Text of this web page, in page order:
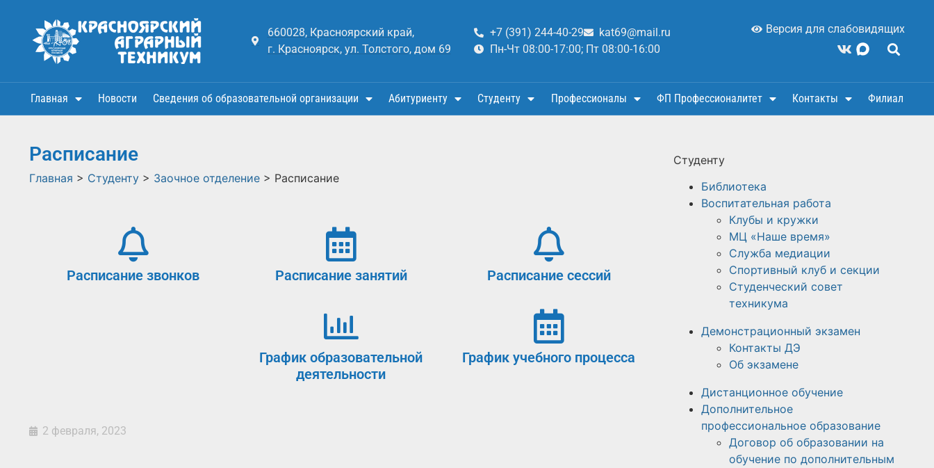
660028, Красноярский край,
г. Красноярск, ул. Толстого, дом 69
+7 (391) 244-40-29
kat69@mail.ru
Пн-Чт 08:00-17:00; Пт 08:00-16:00
Версия для слабовидящих
Главная Новости Сведения об образовательной организации Абитуриенту Студенту Профессионалы ФП Профессионалитет Контакты Филиал
Расписание
Главная > Студенту > Заочное отделение > Расписание
Расписание звонков Расписание занятий Расписание сессий
График образовательной
деятельности
График учебного процесса
2 февраля, 2023
Студенту
Библиотека
Воспитательная работа
Клубы и кружки
МЦ «Наше время»
Служба медиации
Спортивный клуб и секции
Студенческий совет
техникума
Демонстрационный экзамен
Контакты ДЭ
Об экзамене
Дистанционное обучение
Дополнительное
профессиональное образование
Договор об образовании на
обучение по дополнительным